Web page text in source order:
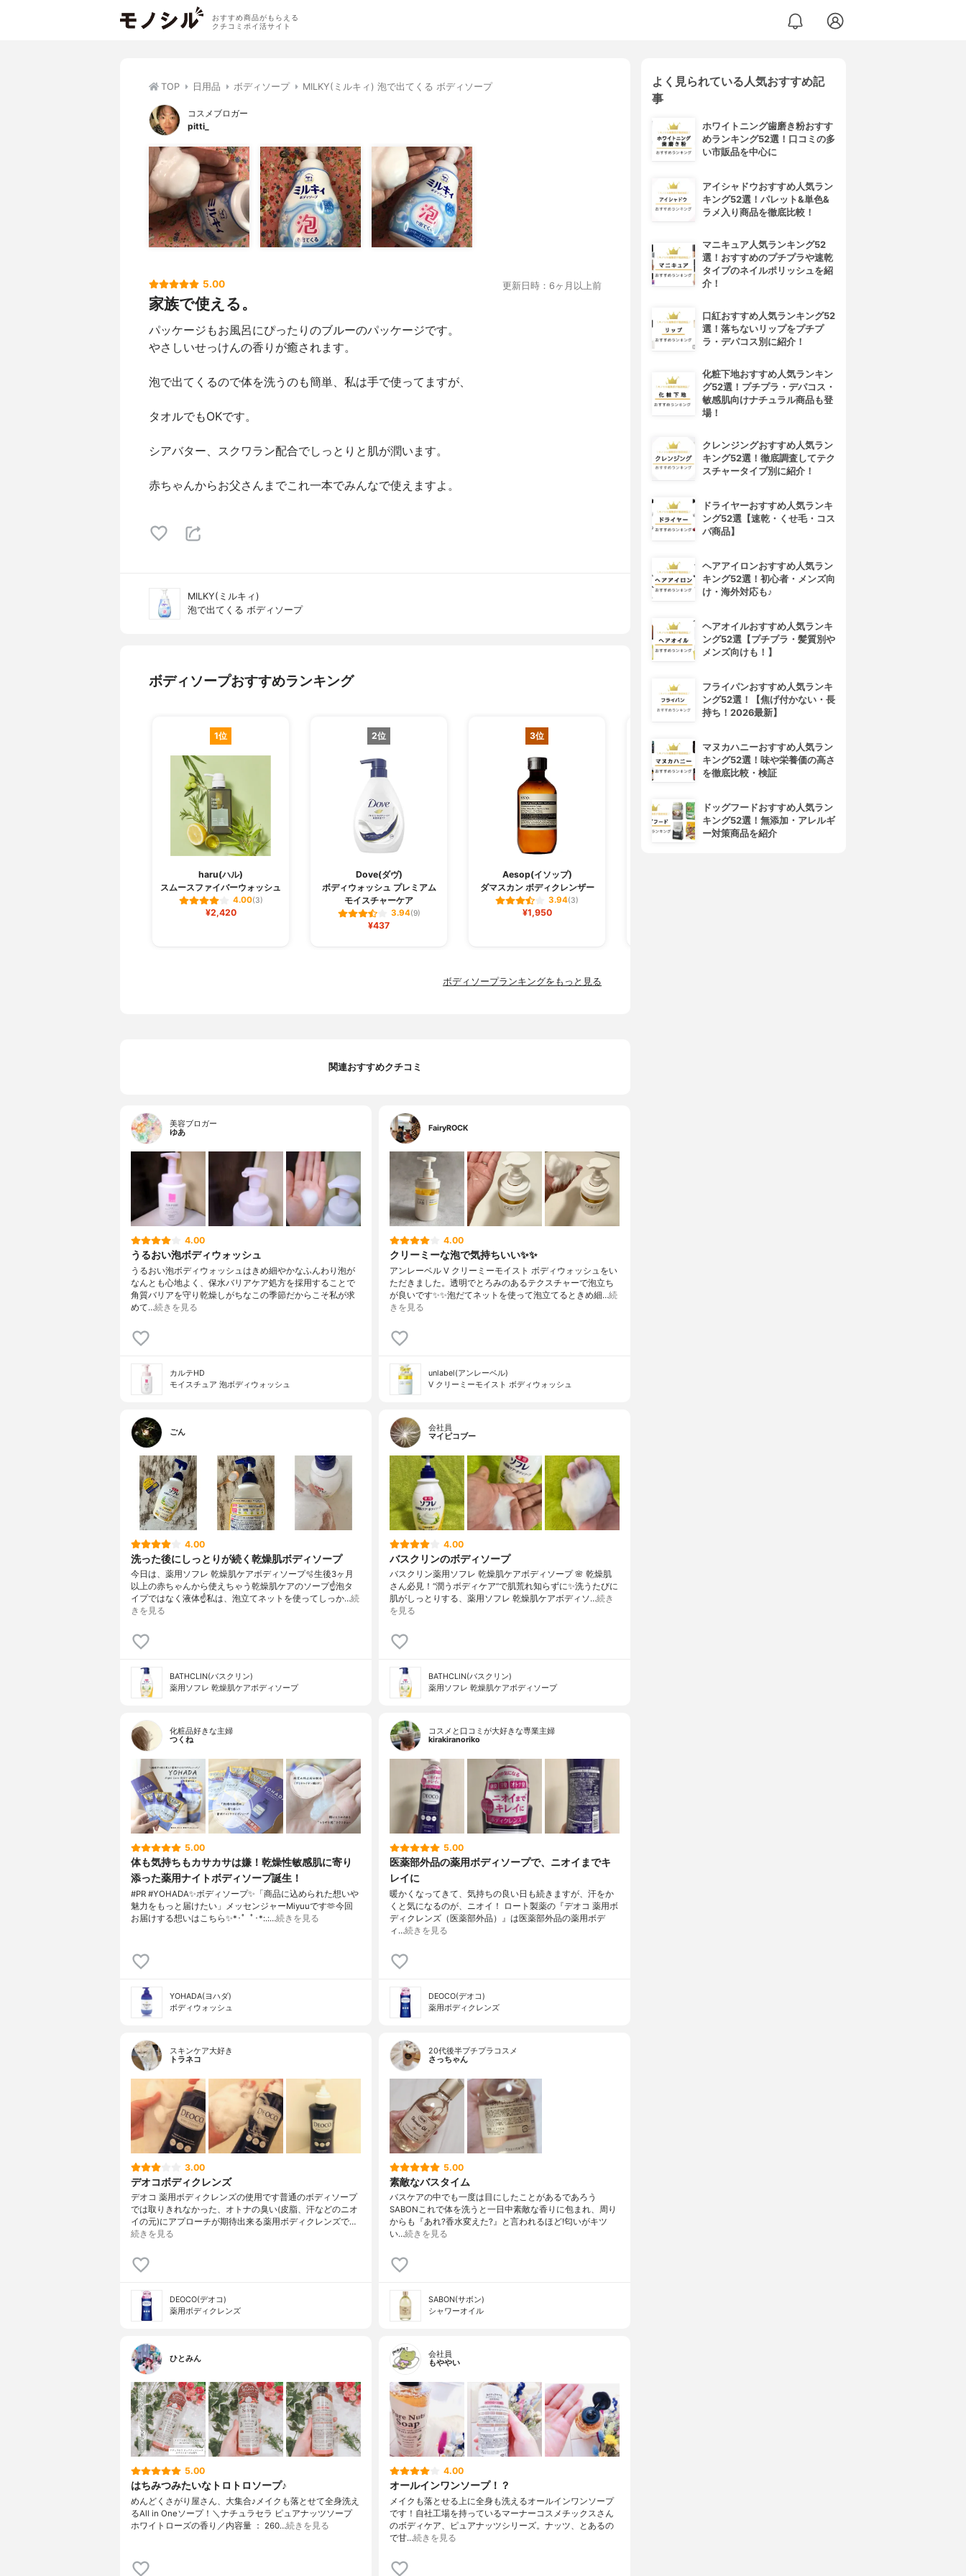
おすすめ商品がもらえる
クチコミポイ活サイト
TOP 日用品 ボディソープ MILKY(ミルキィ) 泡で出てくる ボディソープ
コスメブロガー
pitti_
5.00 更新日時：6ヶ月以上前
家族で使える。
パッケージもお風呂にぴったりのブルーのパッケージです。
やさしいせっけんの香りが癒されます。
泡で出てくるので体を洗うのも簡単、私は手で使ってますが、
タオルでもOKです。
シアバター、スクワラン配合でしっとりと肌が潤います。
赤ちゃんからお父さんまでこれ一本でみんなで使えますよ。
MILKY(ミルキィ)
泡で出てくる ボディソープ
ボディソープおすすめランキング
1位
haru(ハル)
スムースファイバーウォッシュ
4.00(3)
¥2,420
2位
Dove(ダヴ)
ボディウォッシュ プレミアム
モイスチャーケア
3.94(9)
¥437
3位
Aesop(イソップ)
ダマスカン ボディクレンザー
3.94(3)
¥1,950
ボディソープランキングをもっと見る
関連おすすめクチコミ
美容ブロガー
ゆあ
4.00
うるおい泡ボディウォッシュ
うるおい泡ボディウォッシュはきめ細やかなふんわり泡が
なんとも心地よく、保水バリアケア処方を採用することで
角質バリアを守り乾燥しがちなこの季節だからこそ私が求
めて…続きを見る
カルテHD
モイスチュア 泡ボディウォッシュ
FairyROCK
4.00
クリーミーな泡で気持ちいい✨✨
アンレーベル V クリーミーモイスト ボディウォッシュをい
ただきました。透明でとろみのあるテクスチャーで泡立ち
が良いです✨✨泡だてネットを使って泡立てるときめ細…続
きを見る
unlabel(アンレーベル)
V クリーミーモイスト ボディウォッシュ
ごん
4.00
洗った後にしっとりが続く乾燥肌ボディソープ
今日は、薬用ソフレ 乾燥肌ケアボディソープ🫧生後3ヶ月
以上の赤ちゃんから使えちゃう乾燥肌ケアのソープ☝️泡タ
イプではなく液体☝️私は、泡立てネットを使ってしっか…続
きを見る
BATHCLIN(バスクリン)
薬用ソフレ 乾燥肌ケアボディソープ
会社員
マイピコブー
4.00
バスクリンのボディソープ
バスクリン薬用ソフレ 乾燥肌ケアボディソープ 🌸 乾燥肌
さん必見！“潤うボディケア”で肌荒れ知らずに✨洗うたびに
肌がしっとりする、薬用ソフレ 乾燥肌ケアボディソ…続き
を見る
BATHCLIN(バスクリン)
薬用ソフレ 乾燥肌ケアボディソープ
化粧品好きな主婦
つくね
5.00
体も気持ちもカサカサは嫌！乾燥性敏感肌に寄り
添った薬用ナイトボディソープ誕生！
#PR #YOHADA✨ボディソープ✨「商品に込められた想いや
魅力をもっと届けたい」メッセンジャーMiyuuです🫶今回
お届けする想いはこちら✨*･゜ﾟ･*:.:…続きを見る
YOHADA(ヨハダ)
ボディウォッシュ
コスメと口コミが大好きな専業主婦
kirakiranoriko
5.00
医薬部外品の薬用ボディソープで、ニオイまでキ
レイに
暖かくなってきて、気持ちの良い日も続きますが、汗をか
くと気になるのが、ニオイ！ ロート製薬の『デオコ 薬用ボ
ディクレンズ（医薬部外品）』は医薬部外品の薬用ボデ
ィ…続きを見る
DEOCO(デオコ)
薬用ボディクレンズ
スキンケア大好き
トラネコ
3.00
デオコボディクレンズ
デオコ 薬用ボディクレンズの使用です普通のボディソープ
では取りきれなかった、オトナの臭い(皮脂、汗などのニオ
イの元)にアプローチが期待出来る薬用ボディクレンズで…
続きを見る
DEOCO(デオコ)
薬用ボディクレンズ
20代後半プチプラコスメ
さっちゃん
5.00
素敵なバスタイム
バスケアの中でも一度は目にしたことがあるであろう
SABONこれで体を洗うと一日中素敵な香りに包まれ、周り
からも『あれ?香水変えた?』と言われるほど!匂いがキツ
い…続きを見る
SABON(サボン)
シャワーオイル
ひとみん
5.00
はちみつみたいなトロトロソープ♪
めんどくさがり屋さん、大集合♪メイクも落とせて全身洗え
るAll in Oneソープ！＼ナチュラセラ ピュアナッツソープ
ホワイトローズの香り／内容量 ： 260…続きを見る
会社員
もややい
4.00
オールインワンソープ！？
メイクも落とせる上に全身も洗えるオールインワンソープ
です！自社工場を持っているマーナーコスメチックスさん
のボディケア、ピュアナッツシリーズ。ナッツ、とあるの
で甘…続きを見る
よく見られている人気おすすめ記
事
ホワイトニング歯磨き粉おすす
めランキング52選！口コミの多
い市販品を中心に
アイシャドウおすすめ人気ラン
キング52選！パレット&単色&
ラメ入り商品を徹底比較！
マニキュア人気ランキング52
選！おすすめのプチプラや速乾
タイプのネイルポリッシュを紹
介！
口紅おすすめ人気ランキング52
選！落ちないリップをプチプ
ラ・デパコス別に紹介！
化粧下地おすすめ人気ランキン
グ52選！プチプラ・デパコス・
敏感肌向けナチュラル商品も登
場！
クレンジングおすすめ人気ラン
キング52選！徹底調査してテク
スチャータイプ別に紹介！
ドライヤーおすすめ人気ランキ
ング52選【速乾・くせ毛・コス
パ商品】
ヘアアイロンおすすめ人気ラン
キング52選！初心者・メンズ向
け・海外対応も♪
ヘアオイルおすすめ人気ランキ
ング52選【プチプラ・髪質別や
メンズ向けも！】
フライパンおすすめ人気ランキ
ング52選！【焦げ付かない・長
持ち！2026最新】
マヌカハニーおすすめ人気ラン
キング52選！味や栄養価の高さ
を徹底比較・検証
ドッグフードおすすめ人気ラン
キング52選！無添加・アレルギ
ー対策商品を紹介